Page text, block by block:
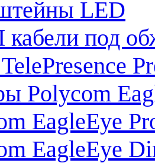
LED
под
Polycom
EagleEye
EagleEye